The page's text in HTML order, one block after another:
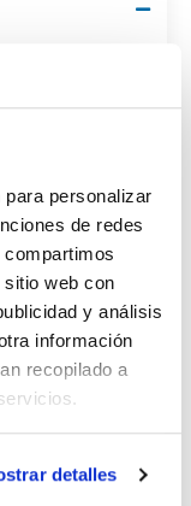
personalizar
de redes
web con
y análisis
información
recopilado a
detalles
CAS
[122-18-9]
Precio
Comprar